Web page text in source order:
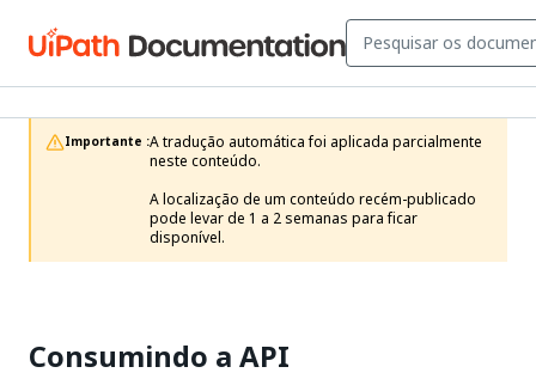
Importante :A tradução automática foi aplicada parcialmente
neste conteúdo.
A localização de um conteúdo recém-publicado
pode levar de 1 a 2 semanas para ficar
disponível.
Consumindo a API